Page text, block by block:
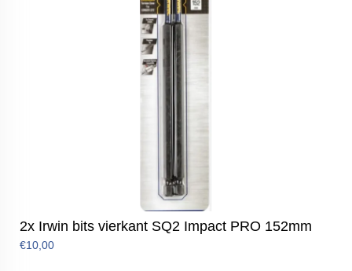
2x Irwin bits vierkant SQ2 Impact PRO 152mm
€10,00